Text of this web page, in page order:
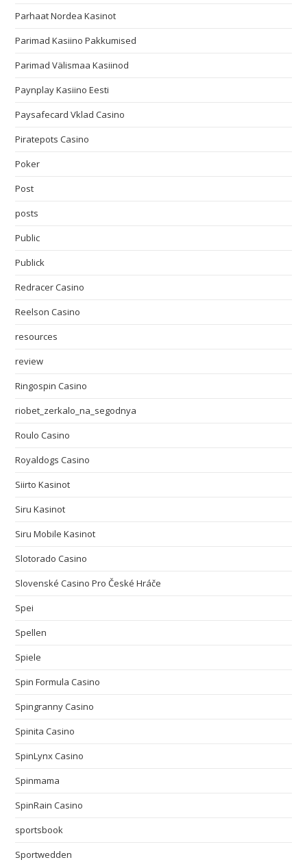
Parhaat Nordea Kasinot
Parimad Kasiino Pakkumised
Parimad Välismaa Kasiinod
Paynplay Kasiino Eesti
Paysafecard Vklad Casino
Piratepots Casino
Poker
Post
posts
Public
Publick
Redracer Casino
Reelson Casino
resources
review
Ringospin Casino
riobet_zerkalo_na_segodnya
Roulo Casino
Royaldogs Casino
Siirto Kasinot
Siru Kasinot
Siru Mobile Kasinot
Slotorado Casino
Slovenské Casino Pro České Hráče
Spei
Spellen
Spiele
Spin Formula Casino
Spingranny Casino
Spinita Casino
SpinLynx Casino
Spinmama
SpinRain Casino
sportsbook
Sportwedden